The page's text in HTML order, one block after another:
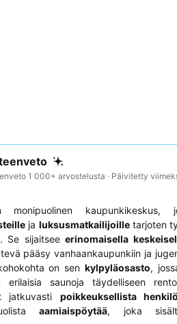
1 000+ arvostelusta · Päivitetty
kaupunkikeskus,
ja luksusmatkailijoilletarjoten
Se sijaitsee erinomaisella
pääsy vanhaankaupunkiin ja
on sen kylpyläosasto,
saunoja täydelliseen
jatkuvasti poikkeuksellista
aamiaispöytää, joka